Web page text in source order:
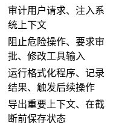
审计用户请求、注入系
统上下文
阻止危险操作、要求审
批、修改工具输入
运行格式化程序、记录
结果、触发后续操作
导出重要上下文、在截
断前保存状态